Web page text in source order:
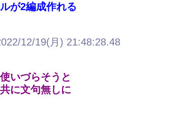
が2編成作れる
12/19(月) 21:48:28.48
いづらそうと
に文句無しに